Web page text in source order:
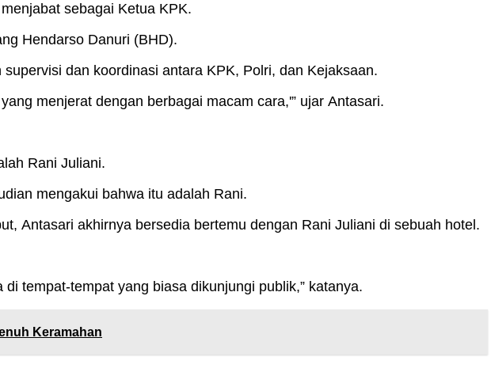
sebagai Ketua KPK.
Hendarso Danuri (BHD).
dan koordinasi antara KPK, Polri, dan Kejaksaan.
menjerat dengan berbagai macam cara,'” ujar Antasari.
Rani Juliani.
mengakui bahwa itu adalah Rani.
Antasari akhirnya bersedia bertemu dengan Rani Juliani di sebuah hotel.
tempat-tempat yang biasa dikunjungi publik,” katanya.
Keramahan